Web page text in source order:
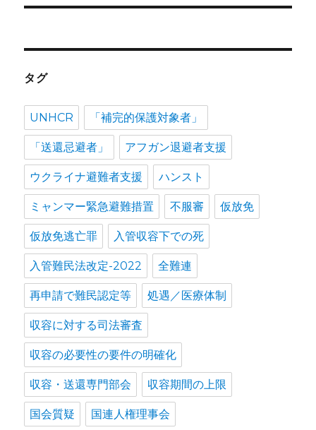
タグ
UNHCR 「補完的保護対象者」
「送還忌避者」 アフガン退避者支援
ウクライナ避難者支援 ハンスト
ミャンマー緊急避難措置 不服審 仮放免
仮放免逃亡罪 入管収容下での死
入管難民法改定-2022 全難連
再申請で難民認定等 処遇／医療体制
収容に対する司法審査
収容の必要性の要件の明確化
収容・送還専門部会 収容期間の上限
国会質疑 国連人権理事会